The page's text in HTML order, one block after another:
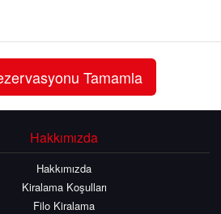
Hakkımızda
Hakkımızda
Kiralama Koşulları
Filo Kiralama